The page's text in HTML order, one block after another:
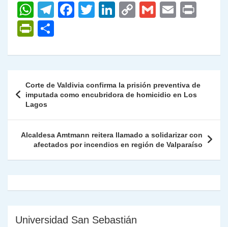
W
h
at
s
p
p
T
gr
m
F
e
o
k
T
er
Li
e
n
C
y
n
G
l
E
l
P
nt
Fr
ie
n
dl
y
m
p
ar
de
entradas
Corte de Valdivia confirma la prisión preventiva de
imputada como encubridora de homicidio en Los
Lagos
Alcaldesa Amtmann reitera llamado a solidarizar con
afectados por incendios en región de Valparaíso
Universidad San Sebastián